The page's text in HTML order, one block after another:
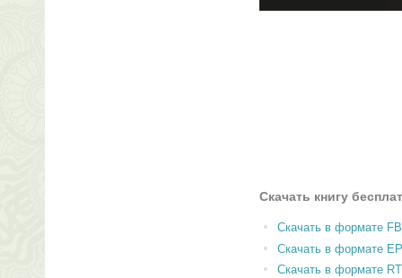
Скачать книгу
Скачать в формате
Скачать в формате
Скачать в формате